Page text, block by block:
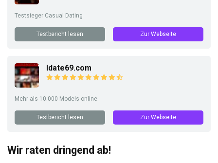
Testsieger Casual Dating
Testbericht lesen Zur Webseite
Idate69.com
Mehr als 10.000 Models online
Testbericht lesen Zur Webseite
Wir raten dringend ab!